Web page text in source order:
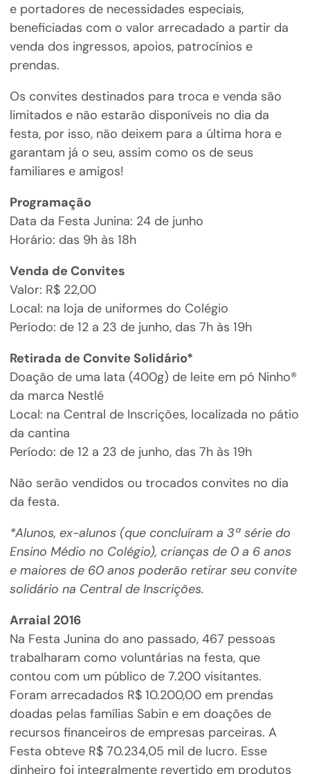
e portadores de necessidades especiais,
beneficiadas com o valor arrecadado a partir da
venda dos ingressos, apoios, patrocínios e
prendas.
Os convites destinados para troca e venda são
limitados e não estarão disponíveis no dia da
festa, por isso, não deixem para a última hora e
garantam já o seu, assim como os de seus
familiares e amigos!
Programação
Data da Festa Junina: 24 de junho
Horário: das 9h às 18h
Venda de Convites
Valor: R$ 22,00
Local: na loja de uniformes do Colégio
Período: de 12 a 23 de junho, das 7h às 19h
Retirada de Convite Solidário*
Doação de uma lata (400g) de leite em pó Ninho®
da marca Nestlé
Local: na Central de Inscrições, localizada no pátio
da cantina
Período: de 12 a 23 de junho, das 7h às 19h
Não serão vendidos ou trocados convites no dia
da festa.
*Alunos, ex-alunos (que concluíram a 3ª série do
Ensino Médio no Colégio), crianças de 0 a 6 anos
e maiores de 60 anos poderão retirar seu convite
solidário na Central de Inscrições.
Arraial 2016
Na Festa Junina do ano passado, 467 pessoas
trabalharam como voluntárias na festa, que
contou com um público de 7.200 visitantes.
Foram arrecadados R$ 10.200,00 em prendas
doadas pelas famílias Sabin e em doações de
recursos financeiros de empresas parceiras. A
Festa obteve R$ 70.234,05 mil de lucro. Esse
dinheiro foi integralmente revertido em produtos